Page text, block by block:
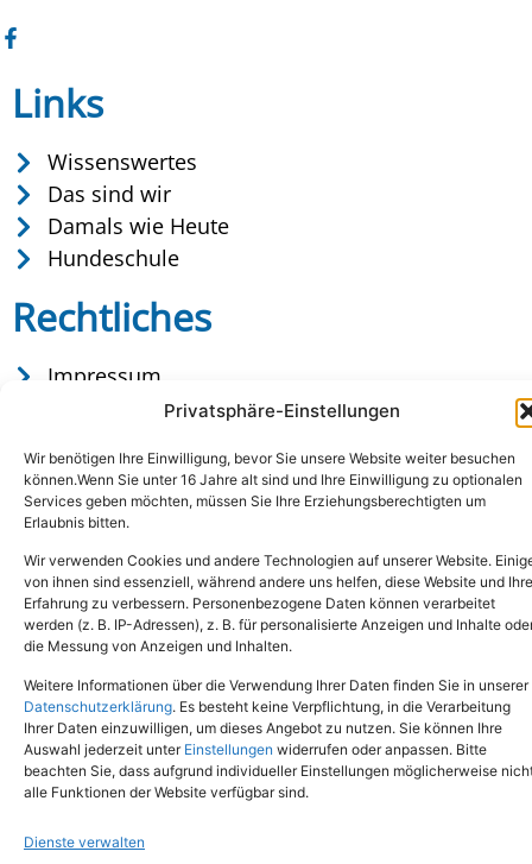
Privatsphäre-Einstellungen
Wir benötigen Ihre Einwilligung, bevor Sie unsere Website weiter besuchen
können.Wenn Sie unter 16 Jahre alt sind und Ihre Einwilligung zu optionalen
Services geben möchten, müssen Sie Ihre Erziehungsberechtigten um
Erlaubnis bitten.
Wir verwenden Cookies und andere Technologien auf unserer Website.
von ihnen sind essenziell, während andere uns helfen, diese Website und Ihre
Erfahrung zu verbessern. Personenbezogene Daten können verarbeitet
werden (z. B. IP-Adressen), z. B. für personalisierte Anzeigen und Inhalte
die Messung von Anzeigen und Inhalten.
Weitere Informationen über die Verwendung Ihrer Daten finden Sie in unserer
Datenschutzerklärung. Es besteht keine Verpflichtung, in die Verarbeitung
Ihrer Daten einzuwilligen, um dieses Angebot zu nutzen. Sie können Ihre
Auswahl jederzeit unter Einstellungen widerrufen oder anpassen. Bitte
beachten Sie, dass aufgrund individueller Einstellungen möglicherweise
alle Funktionen der Website verfügbar sind.
Dienste verwalten
Links
Wissenswertes
Das sind wir
Damals wie Heute
Hundeschule
Rechtliches
Impressum
Datenschutz
Copyright © 2024. Alle Rechte vorbehalten.
Tel.: (02651) - 77438info@tierheim-mayen.de
In der Pluns 1, 56727 Mayen